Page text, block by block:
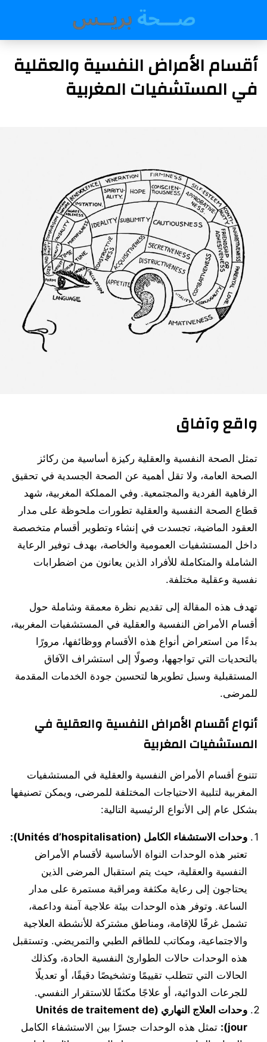
أقسام الأمراض النفسية والعقلية
في المستشفيات المغربية
واقع وآفاق
تمثل الصحة النفسية والعقلية ركيزة أساسية من ركائز
الصحة العامة، ولا تقل أهمية عن الصحة الجسدية في تحقيق
الرفاهية الفردية والمجتمعية. وفي المملكة المغربية، شهد
قطاع الصحة النفسية والعقلية تطورات ملحوظة على مدار
العقود الماضية، تجسدت في إنشاء وتطوير أقسام متخصصة
داخل المستشفيات العمومية والخاصة، بهدف توفير الرعاية
الشاملة والمتكاملة للأفراد الذين يعانون من اضطرابات
نفسية وعقلية مختلفة.
تهدف هذه المقالة إلى تقديم نظرة معمقة وشاملة حول
أقسام الأمراض النفسية والعقلية في المستشفيات المغربية،
بدءًا من استعراض أنواع هذه الأقسام ووظائفها، مرورًا
بالتحديات التي تواجهها، وصولًا إلى استشراف الآفاق
المستقبلية وسبل تطويرها لتحسين جودة الخدمات المقدمة
للمرضى.
أنواع أقسام الأمراض النفسية والعقلية في
المستشفيات المغربية
تتنوع أقسام الأمراض النفسية والعقلية في المستشفيات
المغربية لتلبية الاحتياجات المختلفة للمرضى، ويمكن تصنيفها
بشكل عام إلى الأنواع الرئيسية التالية:
وحدات الاستشفاء الكامل (Unités d’hospitalisation):
تعتبر هذه الوحدات النواة الأساسية لأقسام الأمراض
النفسية والعقلية، حيث يتم استقبال المرضى الذين
يحتاجون إلى رعاية مكثفة ومراقبة مستمرة على مدار
الساعة. وتوفر هذه الوحدات بيئة علاجية آمنة وداعمة،
تشمل غرفًا للإقامة، ومناطق مشتركة للأنشطة العلاجية
والاجتماعية، ومكاتب للطاقم الطبي والتمريضي. وتستقبل
هذه الوحدات حالات الطوارئ النفسية الحادة، وكذلك
الحالات التي تتطلب تقييمًا وتشخيصًا دقيقًا، أو تعديلًا
للجرعات الدوائية، أو علاجًا مكثفًا للاستقرار النفسي.
وحدات العلاج النهاري (Unités de traitement de
jour):
تمثل هذه الوحدات جسرًا بين الاستشفاء الكامل